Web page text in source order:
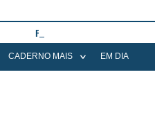
Falece Elena Menoia Cesarin
CADERNO MAIS EM DIA